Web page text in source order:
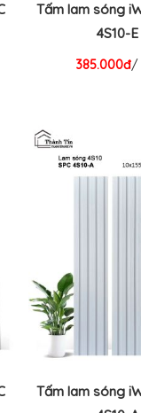
Tấm lam sóng
4S10-E
385.000đ/
Tấm lam sóng